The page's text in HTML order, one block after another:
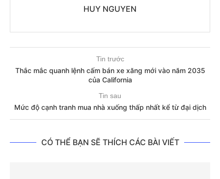
HUY NGUYEN
Tin trước
Thắc mắc quanh lệnh cấm bán xe xăng mới vào năm 2035
của California
Tin sau
Mức độ cạnh tranh mua nhà xuống thấp nhất kể từ đại dịch
CÓ THỂ BẠN SẼ THÍCH CÁC BÀI VIẾT